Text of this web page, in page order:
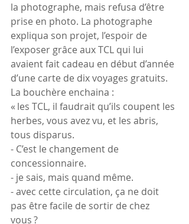
la photographe, mais refusa d’être
prise en photo. La photographe
expliqua son projet, l’espoir de
l’exposer grâce aux TCL qui lui
avaient fait cadeau en début d’année
d’une carte de dix voyages gratuits.
La bouchère enchaina :
« les TCL, il faudrait qu’ils coupent les
herbes, vous avez vu, et les abris,
tous disparus.
- C’est le changement de
concessionnaire.
- je sais, mais quand même.
- avec cette circulation, ça ne doit
pas être facile de sortir de chez
vous ?